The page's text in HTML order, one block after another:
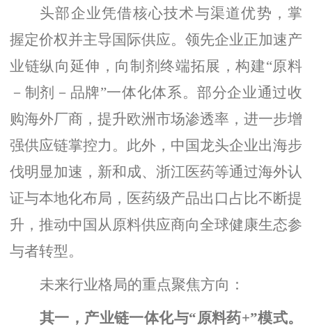
头部企业凭借核心技术与渠道优势，掌
握定价权并主导国际供应。领先企业正加速产
业链纵向延伸，向制剂终端拓展，构建“原料
－制剂－品牌”一体化体系。部分企业通过收
购海外厂商，提升欧洲市场渗透率，进一步增
强供应链掌控力。此外，中国龙头企业出海步
伐明显加速，新和成、浙江医药等通过海外认
证与本地化布局，医药级产品出口占比不断提
升，推动中国从原料供应商向全球健康生态参
与者转型。
未来行业格局的重点聚焦方向：
其一，产业链一体化与“原料药+”模式。